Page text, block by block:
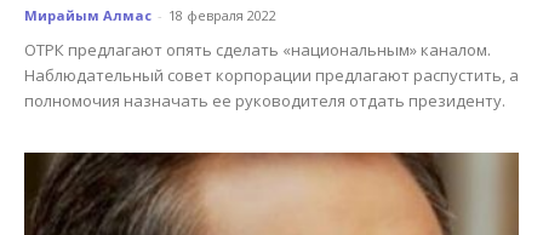
Мирайым Алмас - 18 февраля 2022
ОТРК предлагают опять сделать «национальным» каналом.
Наблюдательный совет корпорации предлагают распустить, а
полномочия назначать ее руководителя отдать президенту.